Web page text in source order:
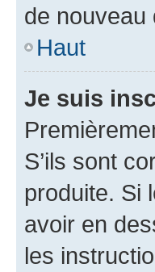
de nouveau
Haut
Je suis
S’ils sont
produite. Si
avoir en
les